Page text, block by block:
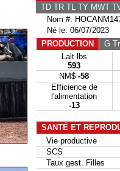
TD TR TL TY MWT
Nom #:
Né le: 06/07/2023
PRODUCTION
G
Lait lbs
593
NM$ -58
Efficience de
l'alimentation
-13
SANTÉ ET
Vie productive
SCS
Taux gest. Filles